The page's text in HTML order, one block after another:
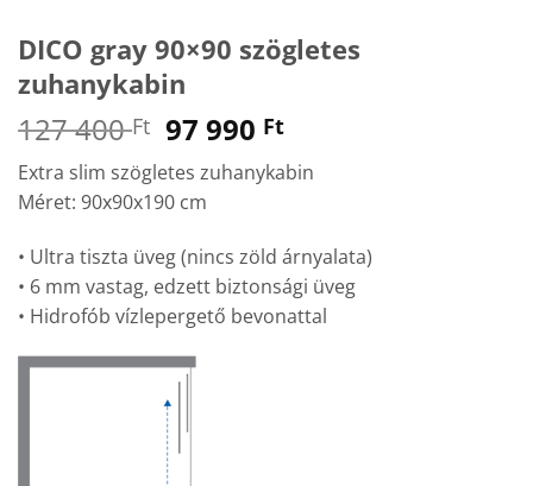
DICO gray 90×90 szögletes
zuhanykabin
127 400Ft Original
price
was:
127
400 Ft.
97 990 FtCurrent
price
is:
990 Ft.
Extra slim szögletes zuhanykabin
Méret: 90x90x190 cm
• Ultra tiszta üveg (nincs zöld árnyalata)
• 6 mm vastag, edzett biztonsági üveg
• Hidrofób vízlepergető bevonattal